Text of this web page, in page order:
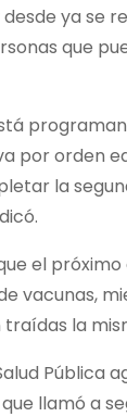
ya se
que
por orden
la
el próximo
vacunas,
la
Pública
llamó a